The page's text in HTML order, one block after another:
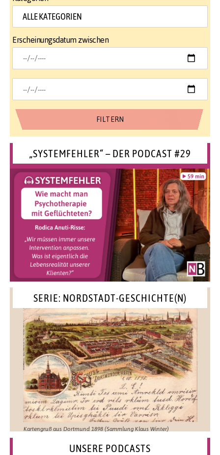
Erscheinungsdatum zwischen
„SYSTEMFEHLER“ – DER PODCAST #29
SERIE: NORDSTADT-GESCHICHTE(N)
Kartengruß aus Dortmund 1898 (Sammlung Klaus Winter)
UNSERE PODCASTS